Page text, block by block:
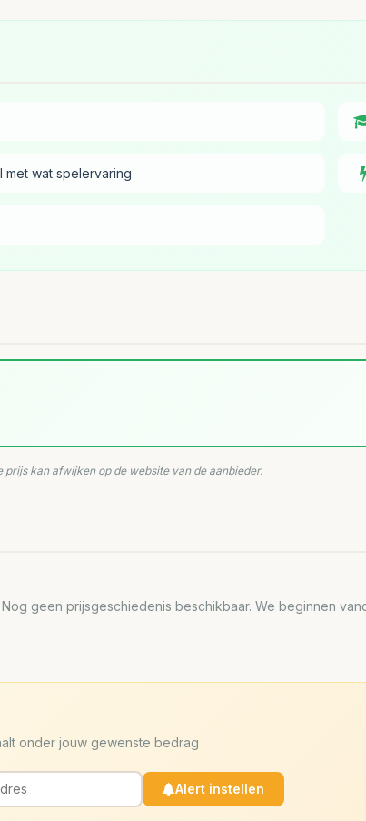
met wat spelervaring
kan afwijken op de website van de aanbieder.
Nog geen prijsgeschiedenis beschikbaar. We beginnen
onder jouw gewenste bedrag
Alert instellen